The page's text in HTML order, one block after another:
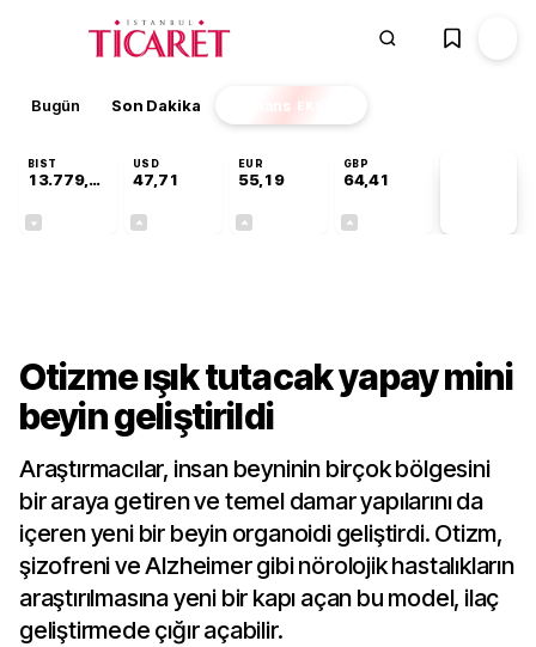
Bugün Son Dakika Finans EKSTRA
BIST
13.779,39
USD
47,71
EUR
55,19
GBP
64,41
Otizme ışık tutacak yapay mini
beyin geliştirildi
Araştırmacılar, insan beyninin birçok bölgesini
bir araya getiren ve temel damar yapılarını da
içeren yeni bir beyin organoidi geliştirdi. Otizm,
şizofreni ve Alzheimer gibi nörolojik hastalıkların
araştırılmasına yeni bir kapı açan bu model, ilaç
geliştirmede çığır açabilir.